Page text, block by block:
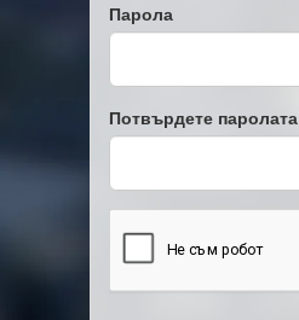
Парола
Потвърдете паролата